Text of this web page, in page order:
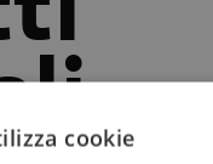
cookie